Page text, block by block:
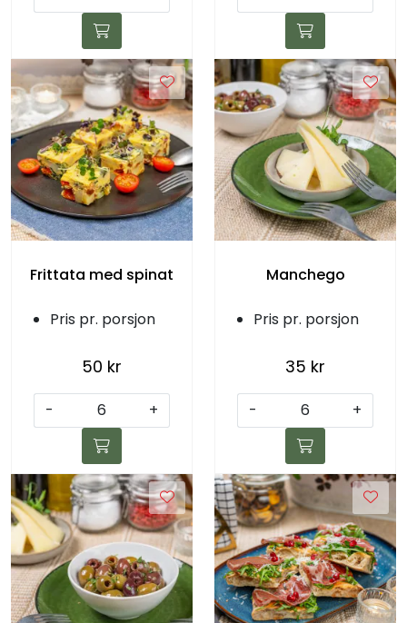
Frittata med spinat
Pris pr. porsjon
50 kr
- +
Manchego
Pris pr. porsjon
35 kr
- +